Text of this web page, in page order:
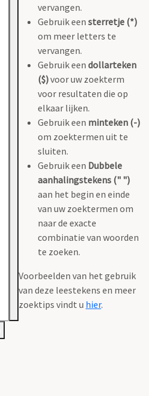
vervangen.
Gebruik een sterretje (*)
om meer letters te
vervangen.
Gebruik een dollarteken
($)voor uw zoekterm
voor resultaten die op
elkaar lijken.
Gebruik een minteken (-)
om zoektermen uit te
sluiten.
Gebruik een Dubbele
aanhalingstekens (" ")
aan het begin en einde
van uw zoektermen om
naar de exacte
combinatie van woorden
te zoeken.
Voorbeelden van het gebruik
van deze leestekens en meer
zoektips vindt u hier.